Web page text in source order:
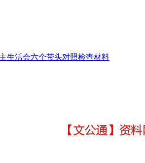
主生活会六个带头对照检查材料